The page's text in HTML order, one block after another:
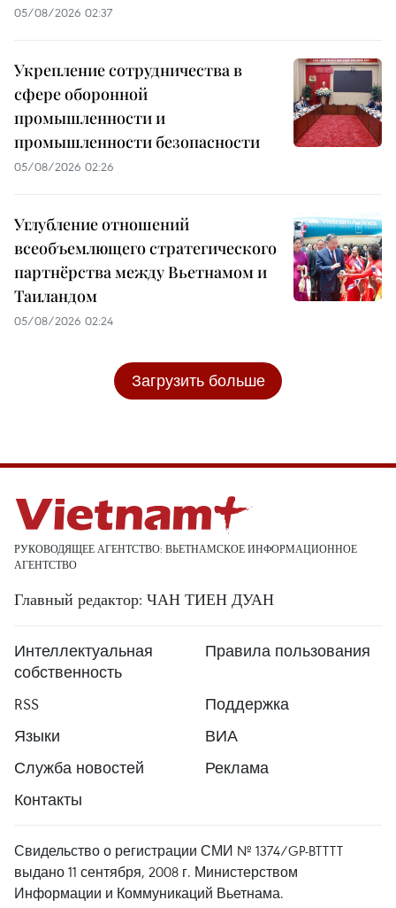
05/08/2026 02:37
Укрепление сотрудничества в
сфере оборонной
промышленности и
промышленности безопасности
05/08/2026 02:26
Углубление отношений
всеобъемлющего стратегического
партнёрства между Вьетнамом и
Таиландом
05/08/2026 02:24
Загрузить больше
РУКОВОДЯЩЕЕ АГЕНТСТВО: ВЬЕТНАМСКОЕ ИНФОРМАЦИОННОЕ
АГЕНТСТВО
Главный редактор: ЧАН ТИЕН ДУАН
Интеллектуальная
собственность
Правила пользования
RSS
Поддержка
Языки
ВИА
Служба новостей
Реклама
Контакты
Свидельство о регистрации СМИ № 1374/GP-BTTTT
выдано 11 сентября, 2008 г. Министерством
Информации и Коммуникаций Вьетнама.